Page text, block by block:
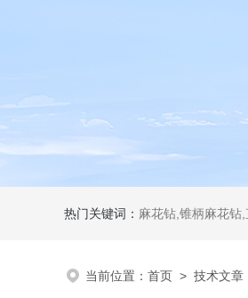
热门关键词： 麻花钻,锥柄麻花钻
当前位置： 首页 > 技术文章